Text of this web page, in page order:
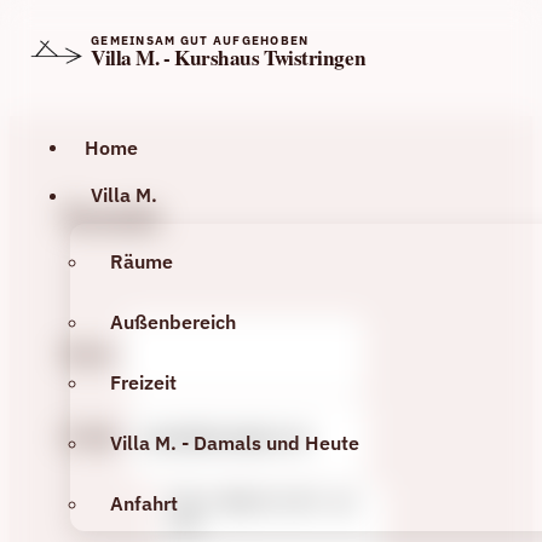
GEMEINSAM GUT AUFGEHOBEN
Villa M. - Kurshaus Twistringen
Home
Villa M.
Räume
Außenbereich
Freizeit
Villa M. - Damals und Heute
Anfahrt
Kontakt
E-Mail